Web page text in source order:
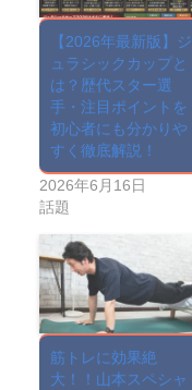
【2026年最新版】ジ
ュラシックカップと
は？歴代スター選
手・注目ポイントを
初心者にも分かりや
すく徹底解説！
2026年6月16日
話題
筋トレに効果絶
大！！山本スペシャ